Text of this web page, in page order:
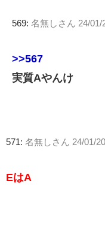
569: 名無しさん 24/01/
>>567
実質Aやんけ
571: 名無しさん 24/01/
EはA